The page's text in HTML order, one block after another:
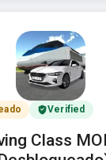
Verified
Class